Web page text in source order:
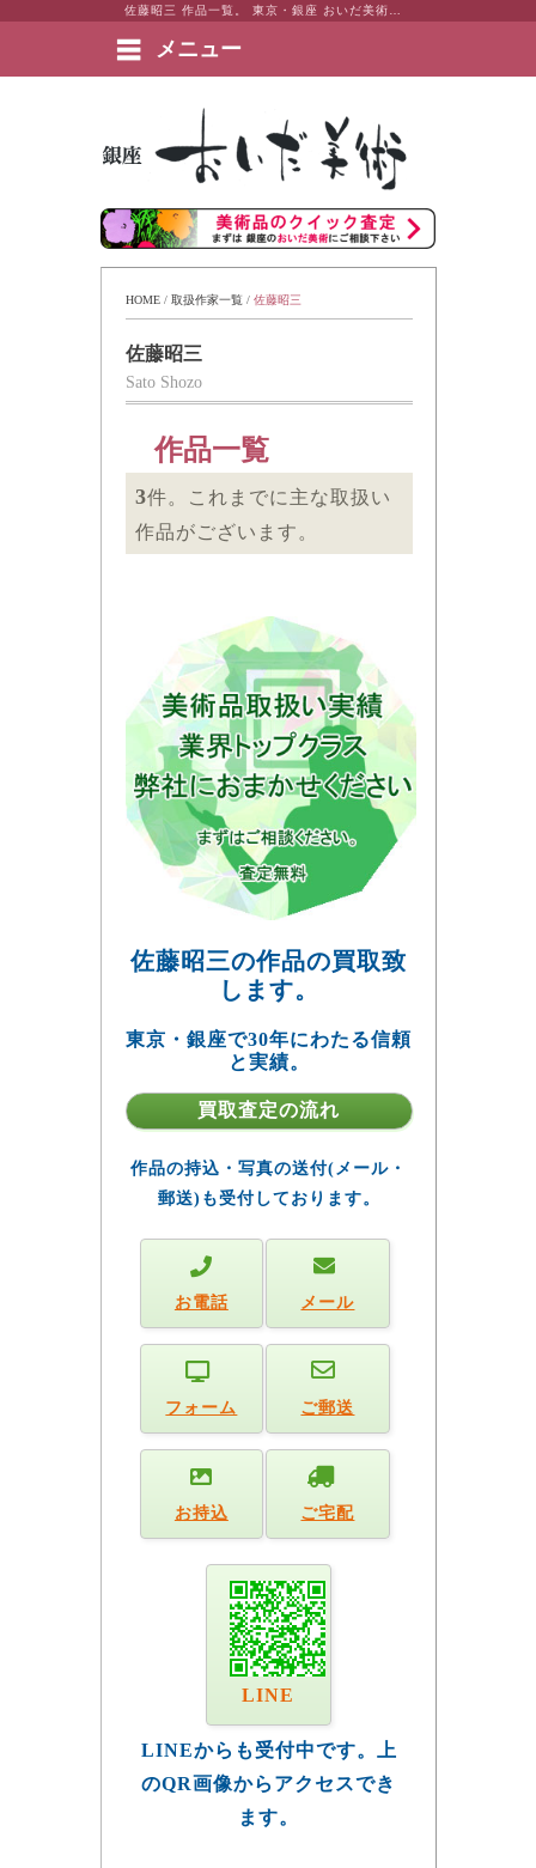
メニュー
絵画など美術品の販売と買取 | 東京・銀座 おいだ美術
HOME / 取扱作家一覧 / 佐藤昭三
佐藤昭三
Sato Shozo
作品一覧
3件。これまでに主な取扱い
作品がございます。
佐藤昭三の作品の買取致
します。
東京・銀座で30年にわたる信頼
と実績。
買取査定の流れ
作品の持込・写真の送付(メール・
郵送)も受付しております。
お電話 メール
フォーム ご郵送
お持込 ご宅配
LINE
LINEからも受付中です。上
のQR画像からアクセスでき
ます。